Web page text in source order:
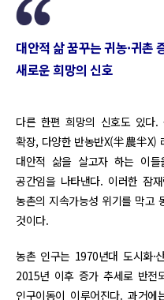
대안적 삶 꿈꾸는 귀농·귀촌
새로운 희망의 신호
다른 한편 희망의 신호도 있다.
확장, 다양한 반농반X(半農半X)
대안적 삶을 살고자 하는 이
공간임을 나타낸다. 이러한 잠
농촌의 지속가능성 위기를 막고
것이다.
농촌 인구는 1970년대 도시화·
2015년 이후 증가 추세로 반전
인구이동이 이루어진다. 과거